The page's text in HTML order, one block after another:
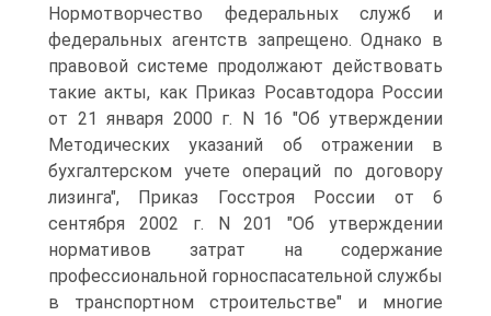
Нормотворчество федеральных служб и
федеральных агентств запрещено. Однако в
правовой системе продолжают действовать
такие акты, как Приказ Росавтодора России
от 21 января 2000 г. N 16 "Об утверждении
Методических указаний об отражении в
бухгалтерском учете операций по договору
лизинга", Приказ Госстроя России от 6
сентября 2002 г. N 201 "Об утверждении
нормативов затрат на содержание
профессиональной горноспасательной службы
в транспортном строительстве" и многие